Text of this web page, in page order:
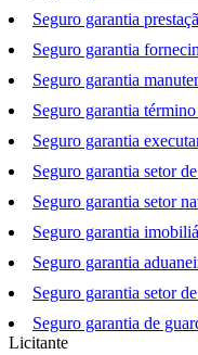
Seguro garantia
Seguro garantia
Seguro garantia
Seguro garantia
Seguro garantia
Seguro garantia setor
Seguro garantia setor
Seguro garantia
Seguro garantia
Seguro garantia setor
Seguro garantia de
Licitante